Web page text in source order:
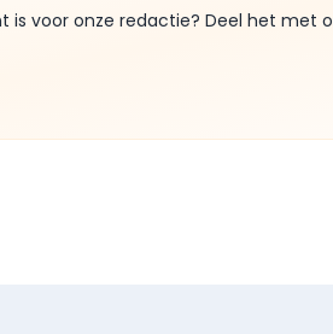
is voor onze redactie? Deel het met